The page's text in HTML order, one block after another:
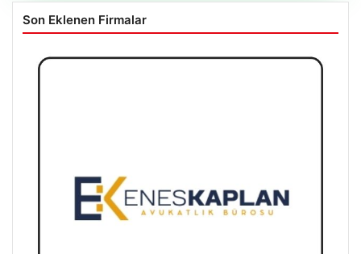
Son Eklenen Firmalar